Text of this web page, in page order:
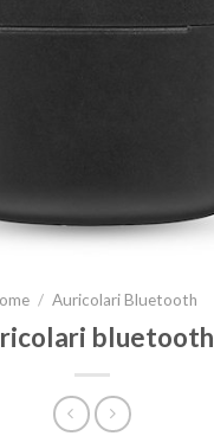
/ Auricolari Bluetooth
bluetooth